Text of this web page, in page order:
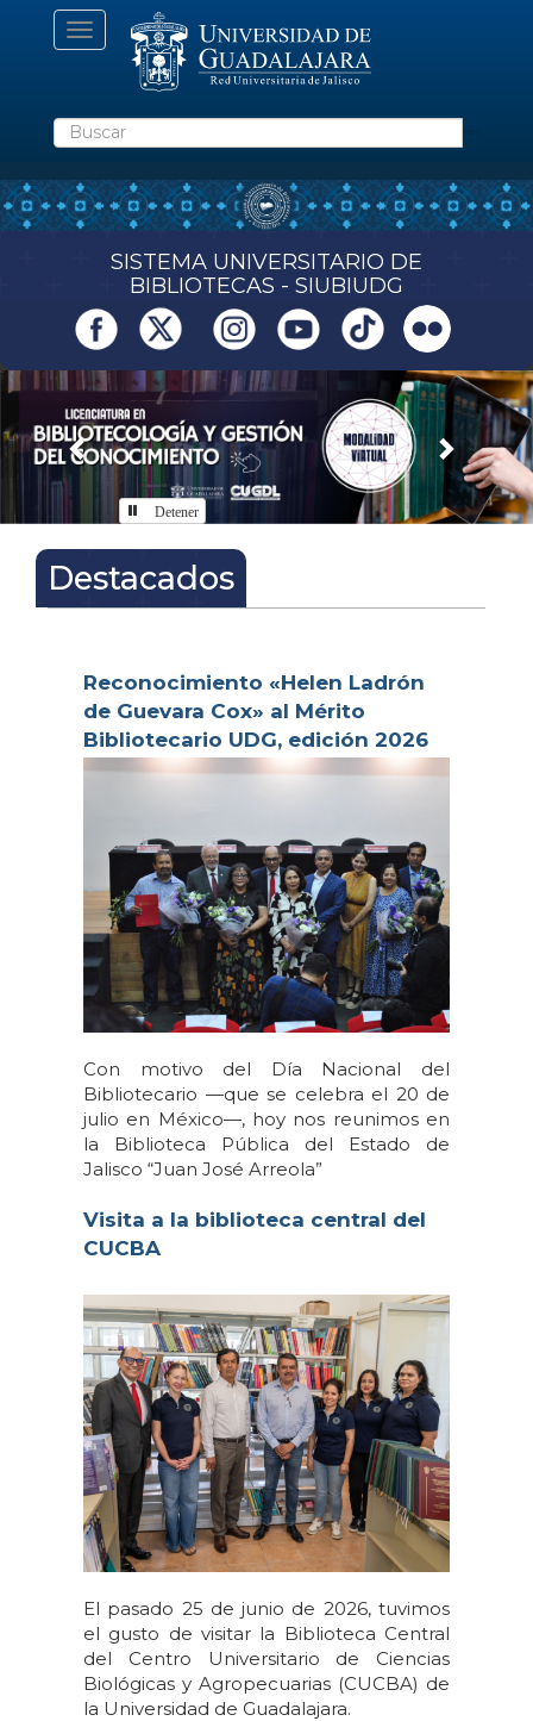
Toggle
navigation
Buscar
SISTEMA UNIVERSITARIO DE
BIBLIOTECAS - SIUBIUDG
Previous Next
Detener
Inicio
Destacados
Reconocimiento «Helen Ladrón
de Guevara Cox» al Mérito
Bibliotecario UDG, edición 2026
Con motivo del Día Nacional del
Bibliotecario —que se celebra el 20 de
julio en México—, hoy nos reunimos en
la Biblioteca Pública del Estado de
Jalisco “Juan José Arreola”
Visita a la biblioteca central del
CUCBA
El pasado 25 de junio de 2026, tuvimos
el gusto de visitar la Biblioteca Central
del Centro Universitario de Ciencias
Biológicas y Agropecuarias (CUCBA) de
la Universidad de Guadalajara.